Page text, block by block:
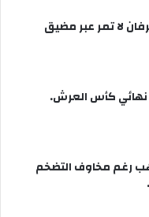
لا تمر عبر مضيق
نهائي كأس العرش.
رغم مخاوف التضخم